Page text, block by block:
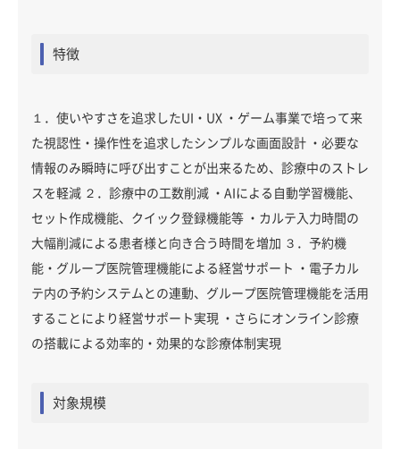
特徴
１．使いやすさを追求したUI・UX ・ゲーム事業で培って来
た視認性・操作性を追求したシンプルな画面設計 ・必要な
情報のみ瞬時に呼び出すことが出来るため、診療中のストレ
スを軽減 ２．診療中の工数削減 ・AIによる自動学習機能、
セット作成機能、クイック登録機能等 ・カルテ入力時間の
大幅削減による患者様と向き合う時間を増加 ３．予約機
能・グループ医院管理機能による経営サポート ・電子カル
テ内の予約システムとの連動、グループ医院管理機能を活用
することにより経営サポート実現 ・さらにオンライン診療
の搭載による効率的・効果的な診療体制実現
対象規模